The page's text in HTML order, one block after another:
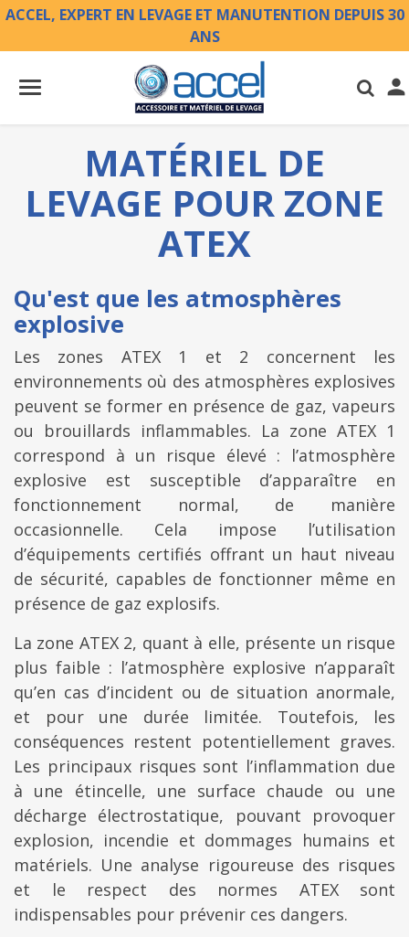
ACCEL, EXPERT EN LEVAGE ET MANUTENTION DEPUIS 30
ANS

MATÉRIEL DE
LEVAGE POUR ZONE
ATEX
Qu'est que les atmosphères
explosive
Les zones ATEX 1 et 2 concernent les
environnements où des atmosphères explosives
peuvent se former en présence de gaz, vapeurs
ou brouillards inflammables. La zone ATEX 1
correspond à un risque élevé : l’atmosphère
explosive est susceptible d’apparaître en
fonctionnement normal, de manière
occasionnelle. Cela impose l’utilisation
d’équipements certifiés offrant un haut niveau
de sécurité, capables de fonctionner même en
présence de gaz explosifs.
La zone ATEX 2, quant à elle, présente un risque
plus faible : l’atmosphère explosive n’apparaît
qu’en cas d’incident ou de situation anormale,
et pour une durée limitée. Toutefois, les
conséquences restent potentiellement graves.
Les principaux risques sont l’inflammation due
à une étincelle, une surface chaude ou une
décharge électrostatique, pouvant provoquer
explosion, incendie et dommages humains et
matériels. Une analyse rigoureuse des risques
et le respect des normes ATEX sont
indispensables pour prévenir ces dangers.